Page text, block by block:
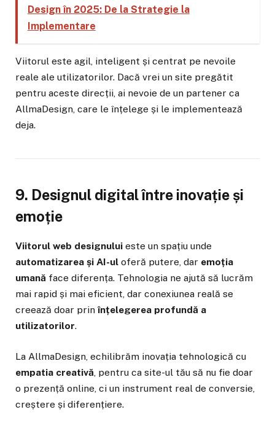
Design în 2025: De la Strategie la
Implementare
Viitorul este agil, inteligent și centrat pe nevoile
reale ale utilizatorilor. Dacă vrei un site pregătit
pentru aceste direcții, ai nevoie de un partener ca
AllmaDesign, care le înțelege și le implementează
deja.
9. Designul digital între inovație și
emoție
Viitorul web designului este un spațiu unde
automatizarea și AI-ul oferă putere, dar emoția
umană face diferența. Tehnologia ne ajută să lucrăm
mai rapid și mai eficient, dar conexiunea reală se
creează doar prinînțelegerea profundă a
utilizatorilor.
La AllmaDesign, echilibrăm inovația tehnologică cu
empatia creativă, pentru ca site-ul tău să nu fie doar
o prezență online, ci un instrument real de conversie,
creștere și diferențiere.